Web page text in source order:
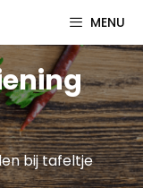
MENU
bij tafeltje